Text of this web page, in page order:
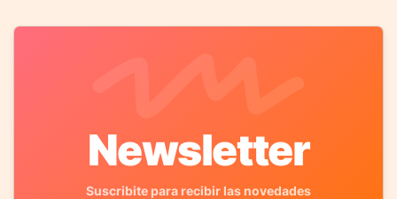
Newsletter
Suscribite para recibir las novedades